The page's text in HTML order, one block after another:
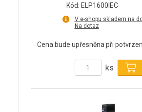
Kód: ELP1600IEC
V e-shopu skladem na
Na dotaz
Cena bude upřesněna při
ks